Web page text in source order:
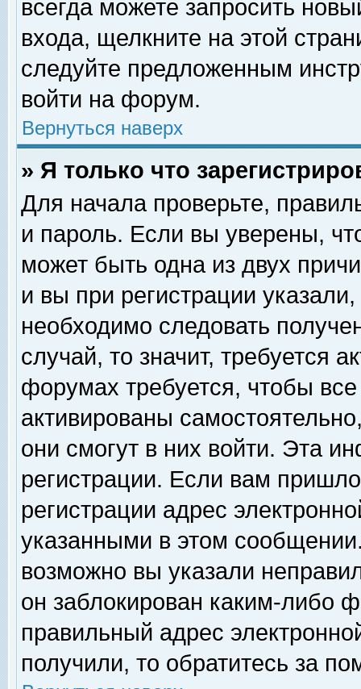
всегда можете запросить
входа, щелкните на этой
следуйте предложенным
войти на форум.
Вернуться наверх
» Я только что
Для начала проверьте,
и пароль. Если вы уверены,
может быть одна из двух
и вы при регистрации
необходимо следовать
случай, то значит, требуется
форумах требуется, чтобы
активированы
они смогут в них войти. Эта
регистрации. Если вам
регистрации адрес
указанными в этом
возможно вы указали
он заблокирован каким-либо
правильный адрес
получили, то обратитесь за